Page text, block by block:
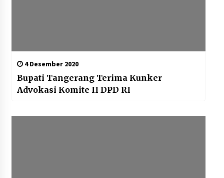
4 Desember 2020
Bupati Tangerang Terima Kunker
Advokasi Komite II DPD RI